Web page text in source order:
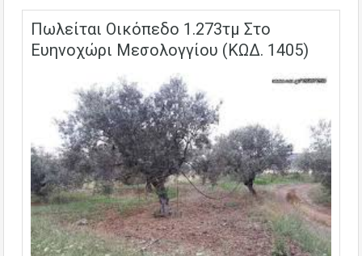
Πωλείται Οικόπεδο 1.273τμ Στο
Ευηνοχώρι Μεσολογγίου (ΚΩΔ. 1405)